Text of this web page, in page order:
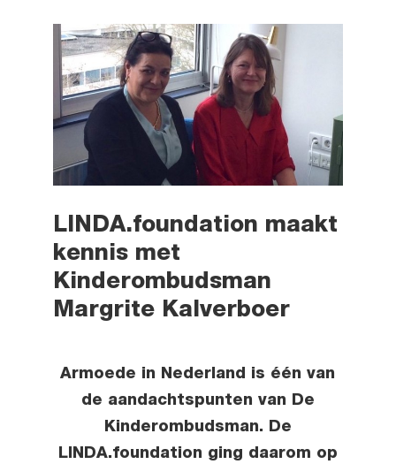
LINDA.foundation maakt
kennis met
Kinderombudsman
Margrite Kalverboer
Armoede in Nederland is één van
de aandachtspunten van De
Kinderombudsman. De
LINDA.foundation ging daarom op